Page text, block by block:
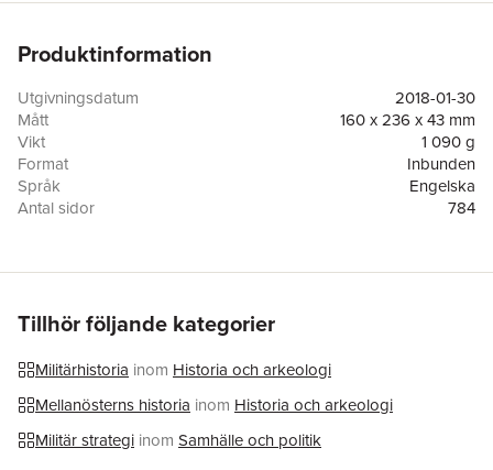
Produktinformation
Utgivningsdatum
2018-01-30
Mått
160 x 236 x 43 mm
Vikt
1 090 g
Format
Inbunden
Språk
Engelska
Antal sidor
784
Tillhör följande kategorier
Militärhistoria inom Historia och arkeologi
Mellanösterns historia inom Historia och arkeologi
Militär strategi inom Samhälle och politik